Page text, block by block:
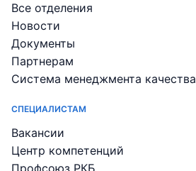
Все отделения
Новости
Документы
Партнерам
Система менеджмента качества
СПЕЦИАЛИСТАМ
Вакансии
Центр компетенций
Профсоюз РКБ